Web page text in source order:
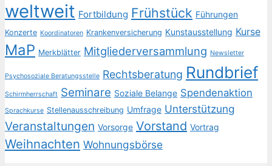
weltweit Fortbildung Frühstück Führungen
Konzerte Koordinatoren Krankenversicherung Kunstausstellung Kurse
MaP Merkblätter Mitgliederversammlung Newsletter
Psychosoziale Beratungsstelle Rechtsberatung Rundbrief
Schirmherrschaft Seminare Soziale Belange Spendenaktion
Sprachkurse Stellenausschreibung Umfrage Unterstützung
Veranstaltungen Vorsorge Vorstand Vortrag
Weihnachten Wohnungsbörse